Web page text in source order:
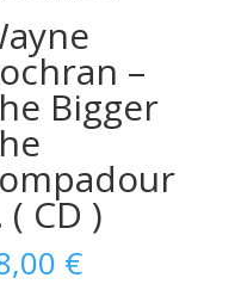
–
Bigger
CD )
€